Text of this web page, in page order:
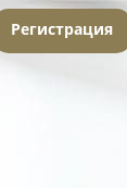
Регистрация